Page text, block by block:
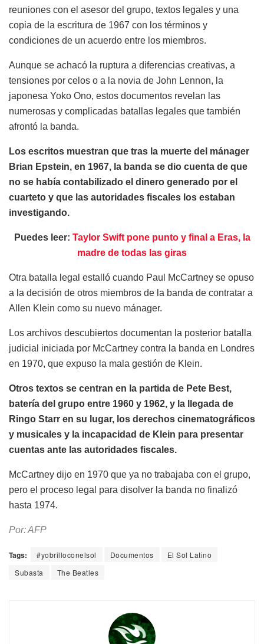
reuniones con el asesor del grupo, textos legales y una
copia de la escritura de 1967 con los términos y
condiciones de un acuerdo entre los miembros.
Aunque se achacó la ruptura a diferencias creativas, a
tensiones por celos o a la novia de John Lennon, la
japonesa Yoko Ono, estos documentos revelan las
numerosas y complicadas batallas legales que también
afrontó la banda.
Los escritos muestran que tras la muerte del mánager
Brian Epstein, en 1967, la banda se dio cuenta de que
no se había contabilizado el dinero generado por el
cuarteto y que las autoridades fiscales los estaban
investigando.
Puedes leer: Taylor Swift pone punto y final a Eras, la
madre de todas las giras
Otra batalla legal estalló cuando Paul McCartney se opuso
a la decisión de otros miembros de la banda de contratar a
Allen Klein como su nuevo mánager.
Los archivos descubiertos documentan la posterior batalla
judicial iniciada por McCartney contra la banda en Londres
en 1970, que expuso la mala gestión de Klein.
Otros textos se centran en la partida de Pete Best,
batería del grupo entre 1960 y 1962, y la llegada de
Ringo Starr en su lugar, los derechos cinematográficos
y musicales y la incapacidad de Klein para presentar
cuentas ante las autoridades fiscales.
McCartney dijo en 1970 que ya no trabajaba con el grupo,
pero el proceso legal para disolver la banda no finalizó
hasta 1974.
Por: AFP
Tags: #yobrilloconelsol Documentos
El Sol Latino
Subasta
The Beatles